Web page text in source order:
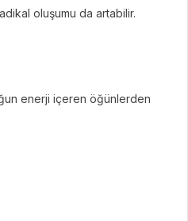
oluşumu da artabilir.
enerji içeren öğünlerden